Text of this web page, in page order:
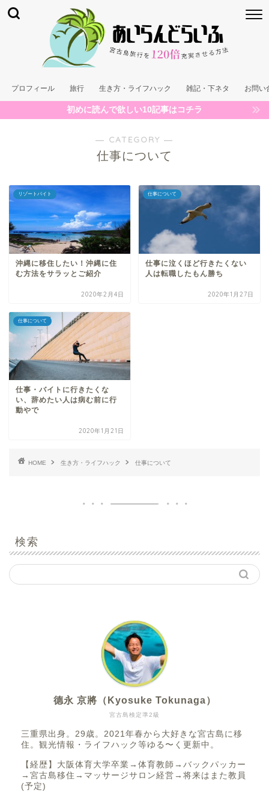
プロフィール 旅行 生き方・ライフハック 雑記・下ネタ お問い
初めに読んで欲しい10記事はコチラ
― CATEGORY ―
仕事について
リゾートバイト
沖縄に移住したい！沖縄に住
む方法をサラッとご紹介
2020年2月4日
仕事について
仕事に泣くほど行きたくない
人は転職したもん勝ち
2020年1月27日
仕事について
仕事・バイトに行きたくな
い、辞めたい人は病む前に行
動やで
2020年1月21日
HOME 生き方・ライフハック 仕事について
検索
宮古島検定準2級
德永 京將（Kyosuke Tokunaga）
三重県出身。29歳。2021年春から大好きな宮古島に移
住。観光情報・ライフハック等ゆる〜く更新中。
【経歴】大阪体育大学卒業→体育教師→バックパッカー
→宮古島移住→マッサージサロン経営→将来はまた教員
(予定)